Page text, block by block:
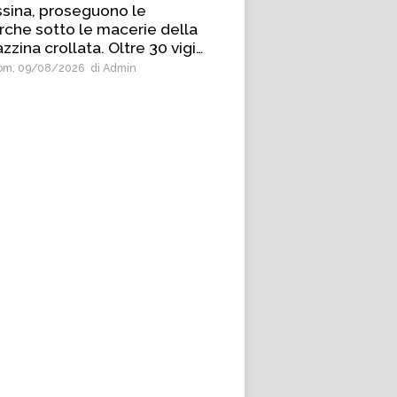
proseguono le
sotto le macerie della
crollata. Oltre 30 vigili
impegnati
09/08/2026 di Admin